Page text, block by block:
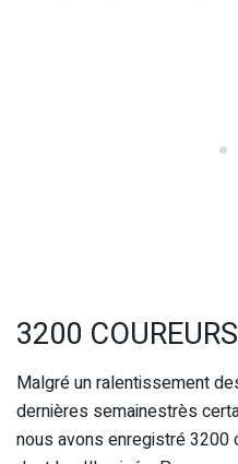
3200
Malgré un ralentissement
dernières semainestrès
nous avons enregistré